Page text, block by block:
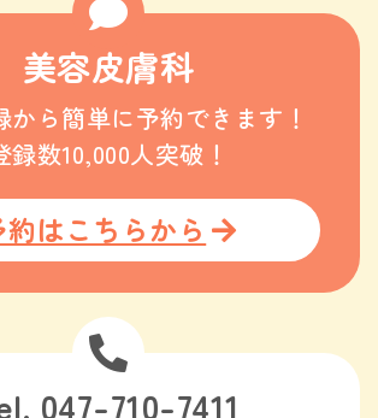
047-710-7411
美容皮膚科
から簡単に予約できます！
録数10,000人突破！
約はこちらから